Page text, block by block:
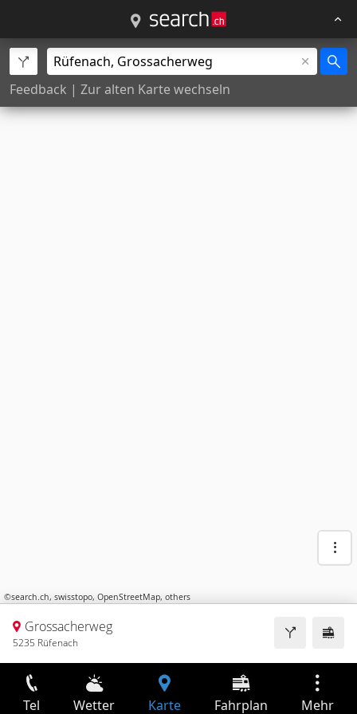
Feedback | Zur alten Karte wechseln
©search.ch, swisstopo, OpenStreetMap, others
Grossacherweg
5235 Rüfenach
Tel Wetter Karte Fahrplan Mehr